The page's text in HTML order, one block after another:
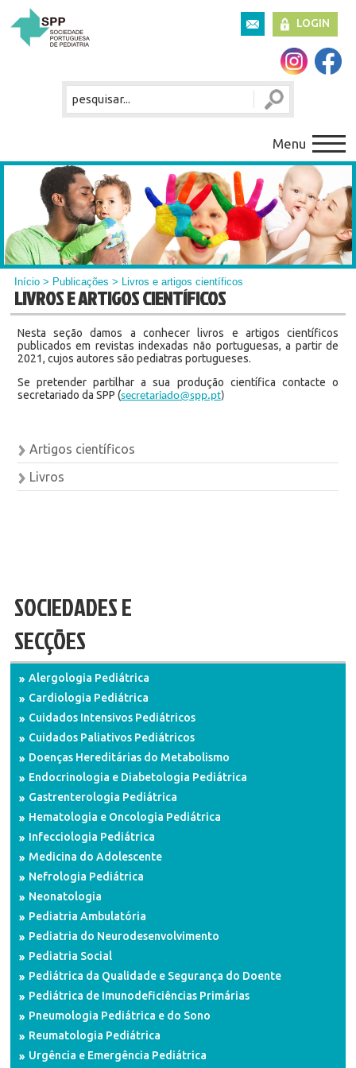
LOGIN
Menu
Início > Publicações > Livros e artigos científicos
LIVROS E ARTIGOS CIENTÍFICOS
Nesta seção damos a conhecer livros e artigos científicos
publicados em revistas indexadas não portuguesas, a partir de
2021, cujos autores são pediatras portugueses.
Se pretender partilhar a sua produção científica contacte o
secretariado da SPP (secretariado@spp.pt)
Artigos científicos
Livros
SOCIEDADES E
SECÇÕES
Alergologia Pediátrica
Cardiologia Pediátrica
Cuidados Intensivos Pediátricos
Cuidados Paliativos Pediátricos
Doenças Hereditárias do Metabolismo
Endocrinologia e Diabetologia Pediátrica
Gastrenterologia Pediátrica
Hematologia e Oncologia Pediátrica
Infecciologia Pediátrica
Medicina do Adolescente
Nefrologia Pediátrica
Neonatologia
Pediatria Ambulatória
Pediatria do Neurodesenvolvimento
Pediatria Social
Pediátrica da Qualidade e Segurança do Doente
Pediátrica de Imunodeficiências Primárias
Pneumologia Pediátrica e do Sono
Reumatologia Pediátrica
Urgência e Emergência Pediátrica